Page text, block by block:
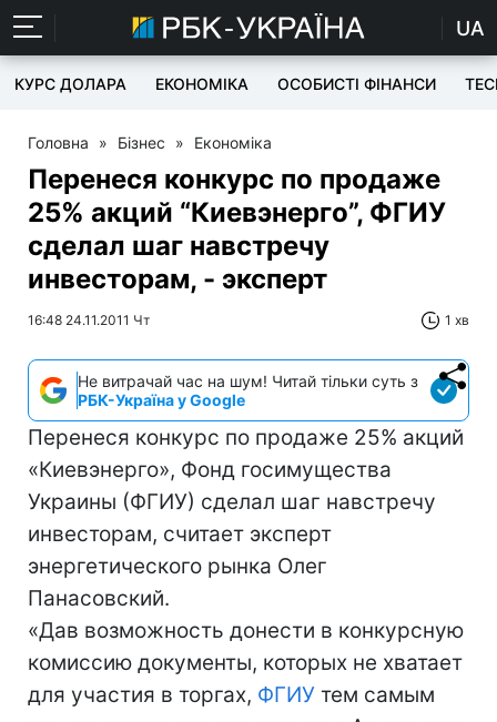
UA
КУРС ДОЛАРА ЕКОНОМІКА ОСОБИСТІ ФІНАНСИ
Головна » Бізнес » Економіка
Перенеся конкурс по продаже
25% акций “Киевэнерго”, ФГИУ
сделал шаг навстречу
инвесторам, - эксперт
16:48 24.11.2011 Чт 1 хв
Не витрачай час на шум! Читай тільки суть з
РБК-Україна у Google
Перенеся конкурс по продаже 25% акций
«Киевэнерго», Фонд госимущества
Украины (ФГИУ) сделал шаг навстречу
инвесторам, считает эксперт
энергетического рынка Олег
Панасовский.
«Дав возможность донести в конкурсную
комиссию документы, которых не хватает
для участия в торгах, ФГИУ тем самым